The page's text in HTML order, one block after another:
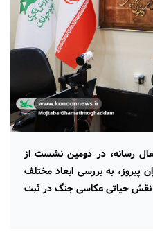
رسانه، در دومین نشست از
به بررسی ابعاد مختلف
حیاتی عکاسی جنگ در ثبت